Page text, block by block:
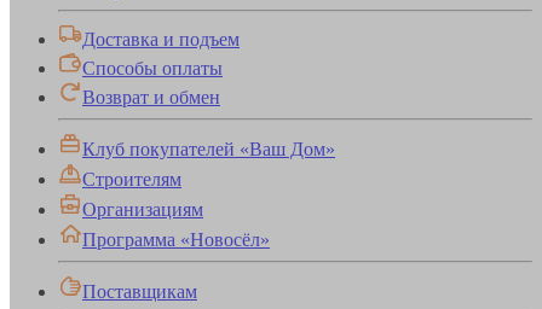
Доставка и подъем
Способы оплаты
Возврат и обмен
Клуб покупателей «Ваш Дом»
Строителям
Организациям
Программа «Новосёл»
Поставщикам